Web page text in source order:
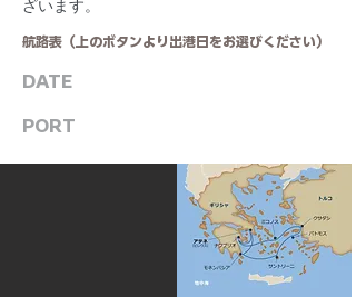
ざいます。
航路表（上のボタンより出港日をお選びください）
DATE
PORT